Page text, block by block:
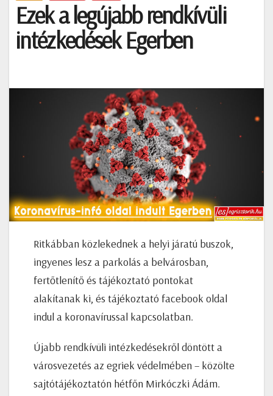
Ezek a legújabb rendkívüli
intézkedések Egerben
Ritkábban közlekednek a helyi járatú buszok,
ingyenes lesz a parkolás a belvárosban,
fertőtlenítő és tájékoztató pontokat
alakítanak ki, és tájékoztató facebook oldal
indul a koronavírussal kapcsolatban.
Újabb rendkívüli intézkedésekről döntött a
városvezetés az egriek védelmében – közölte
sajtótájékoztatón hétfőn Mirkóczki Ádám.